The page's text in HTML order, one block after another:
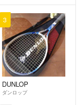
3
DUNLOP
ダンロップ